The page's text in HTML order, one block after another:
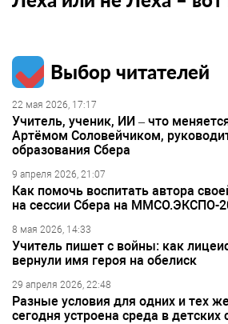
Выбор читателей
22 мая 2026, 17:17
Учитель, ученик, ИИ – что
Артёмом Соловейчиком,
образования Сбера
9 апреля 2026, 21:07
Как помочь воспитать автора
на сессии Сбера на ММСО.ЭКСПО-
8 мая 2026, 14:33
Учитель пишет с войны: как
вернули имя героя на обелиск
29 апреля 2026, 22:48
Разные условия для одних и тех
сегодня устроена среда в детских